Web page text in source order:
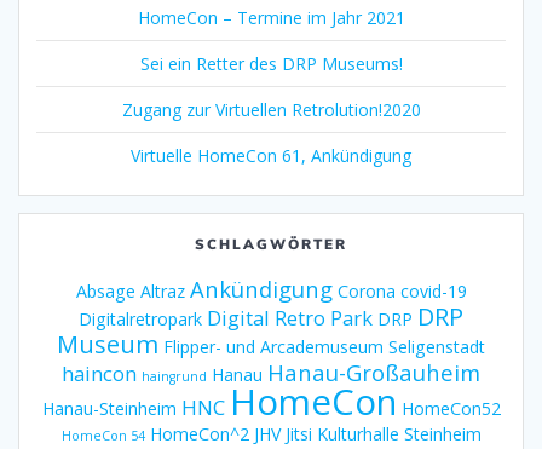
HomeCon – Termine im Jahr 2021
Sei ein Retter des DRP Museums!
Zugang zur Virtuellen Retrolution!2020
Virtuelle HomeCon 61, Ankündigung
SCHLAGWÖRTER
Absage Altraz Ankündigung Corona covid-19
Digitalretropark Digital Retro Park DRP DRP
Museum Flipper- und Arcademuseum Seligenstadt
haincon haingrund Hanau Hanau-Großauheim
Hanau-Steinheim HNC HomeCon HomeCon52
HomeCon 54 HomeCon^2 JHV Jitsi Kulturhalle Steinheim